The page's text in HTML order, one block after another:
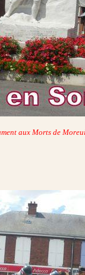
aux Morts de